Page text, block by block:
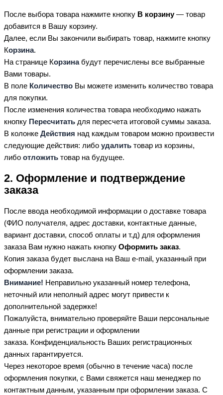
После выбора товара нажмите кнопку В корзину— товар
добавится в Вашу корзину.
Далее, если Вы закончили выбирать товар, нажмите кнопку
Корзина.
На странице Корзинабудут перечислены все выбранные
Вами товары.
В поле Количество Вы можете изменить количество товара
для покупки.
После изменения количества товара необходимо нажать
кнопку Пересчитать для пересчета итоговой суммы заказа.
В колонке Действия над каждым товаром можно произвести
следующие действия: либо удалить товар из корзины,
либо отложить товар на будущее.
2. Оформление и подтверждение
заказа
После ввода необходимой информации о доставке товара
(ФИО получателя, адрес доставки, контактные данные,
вариант доставки, способ оплаты и т.д) для оформления
заказа Вам нужно нажать кнопку Оформить заказ.
Копия заказа будет выслана на Ваш e-mail, указанный при
оформлении заказа.
Внимание! Неправильно указанный номер телефона,
неточный или неполный адрес могут привести к
дополнительной задержке!
Пожалуйста, внимательно проверяйте Ваши персональные
данные при регистрации и оформлении
заказа. Конфиденциальность Ваших регистрационных
данных гарантируется.
Через некоторое время (обычно в течение часа) после
оформления покупки, с Вами свяжется наш менеджер по
контактным данным, указанным при оформлении заказа. С